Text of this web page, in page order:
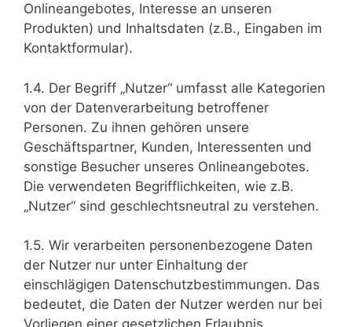
Onlineangebotes, Interesse an unseren
Produkten) und Inhaltsdaten (z.B., Eingaben im
Kontaktformular).
1.4. Der Begriff „Nutzer“ umfasst alle Kategorien
von der Datenverarbeitung betroffener
Personen. Zu ihnen gehören unsere
Geschäftspartner, Kunden, Interessenten und
sonstige Besucher unseres Onlineangebotes.
Die verwendeten Begrifflichkeiten, wie z.B.
„Nutzer“ sind geschlechtsneutral zu verstehen.
1.5. Wir verarbeiten personenbezogene Daten
der Nutzer nur unter Einhaltung der
einschlägigen Datenschutzbestimmungen. Das
bedeutet, die Daten der Nutzer werden nur bei